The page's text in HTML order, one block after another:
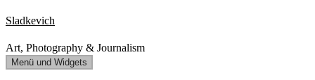
Zum
Inhalt
springen
Sladkevich
Art, Photography & Journalism
Menü und Widgets